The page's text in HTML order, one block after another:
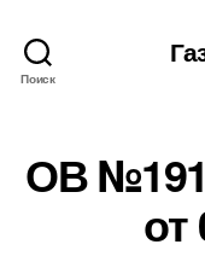
Поиск
ОВ
от